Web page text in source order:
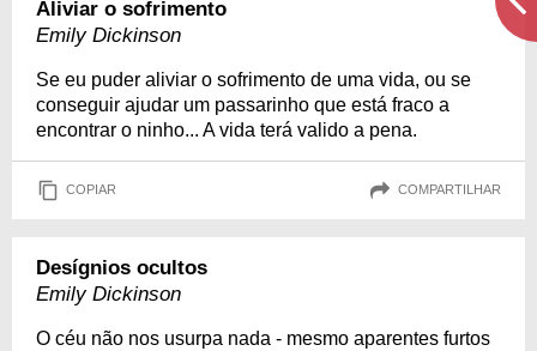
Aliviar o sofrimento
Emily Dickinson
Se eu puder aliviar o sofrimento de uma vida, ou se
conseguir ajudar um passarinho que está fraco a
encontrar o ninho... A vida terá valido a pena.
COPIAR COMPARTILHAR
Desígnios ocultos
Emily Dickinson
O céu não nos usurpa nada - mesmo aparentes furtos